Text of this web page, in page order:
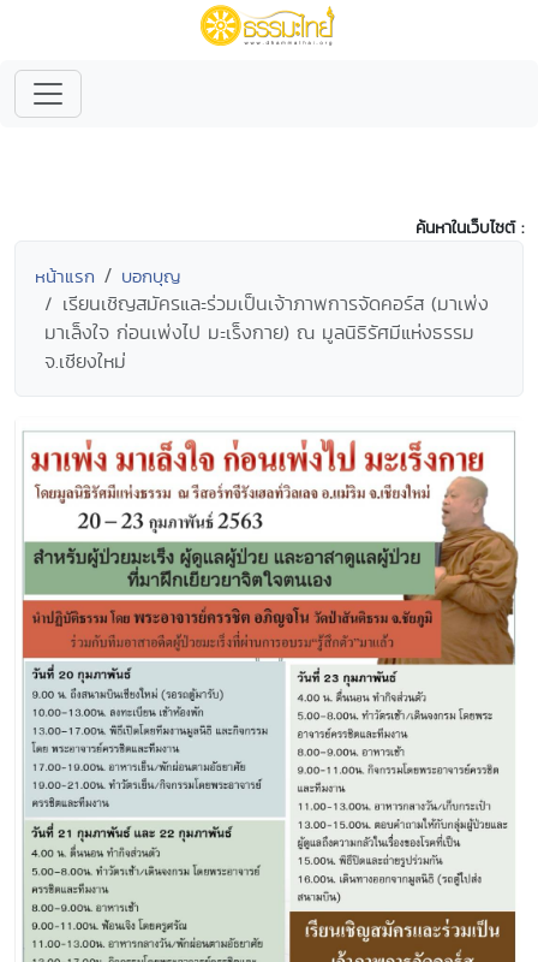
ค้นหาในเว็บไซต์ :
หน้าแรก บอกบุญ
เรียนเชิญสมัครและร่วมเป็นเจ้าภาพการจัดคอร์ส (มาเพ่ง
มาเล็งใจ ก่อนเพ่งไป มะเร็งกาย) ณ มูลนิธิรัศมีแห่งธรรม
จ.เชียงใหม่